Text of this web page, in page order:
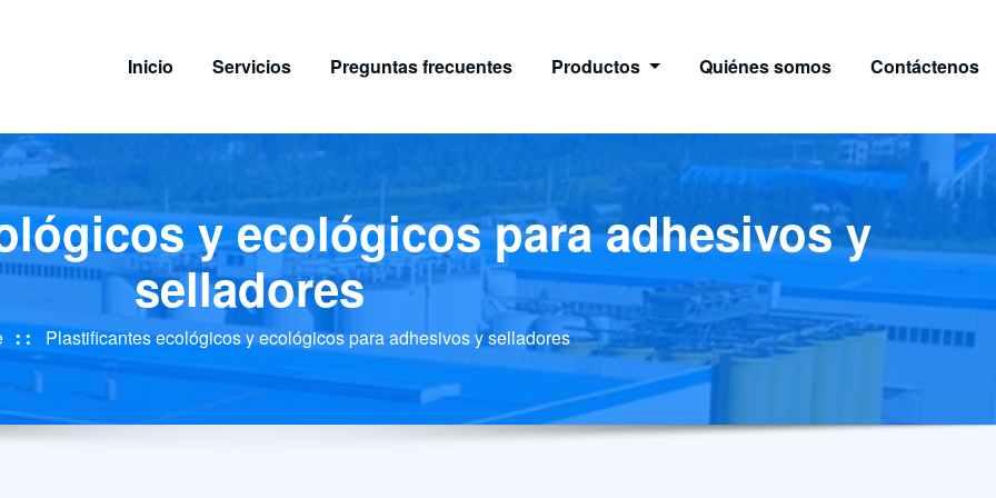
Inicio Servicios Preguntas frecuentes Productos Quiénes somos Contáctenos
y ecológicos para adhesivos y
selladores
Plastificantes ecológicos y ecológicos para adhesivos y selladores